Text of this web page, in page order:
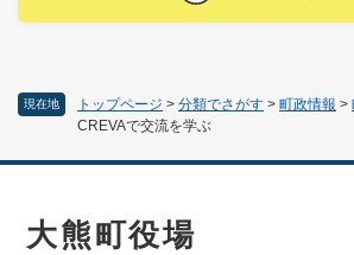
現在地 トップページ > 分類でさがす > 町政情報 >
CREVAで交流を学ぶ
大熊町役場